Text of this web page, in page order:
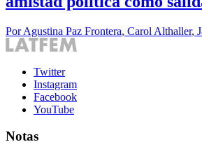
PorAgustina Paz Frontera, Carol Althaller,
Twitter
Instagram
Facebook
YouTube
Notas